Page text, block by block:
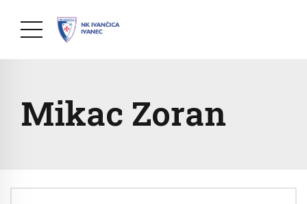
Mikac Zoran